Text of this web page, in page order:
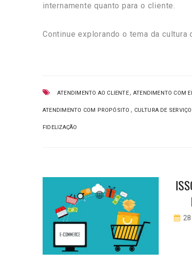
internamente quanto para o cliente.
Continue explorando o tema da
ATENDIMENTO AO CLIENTE, ATENDIMENTO COM
ATENDIMENTO COM PROPÓSITO , CULTURA DE SERVIÇO
FIDELIZAÇÃO